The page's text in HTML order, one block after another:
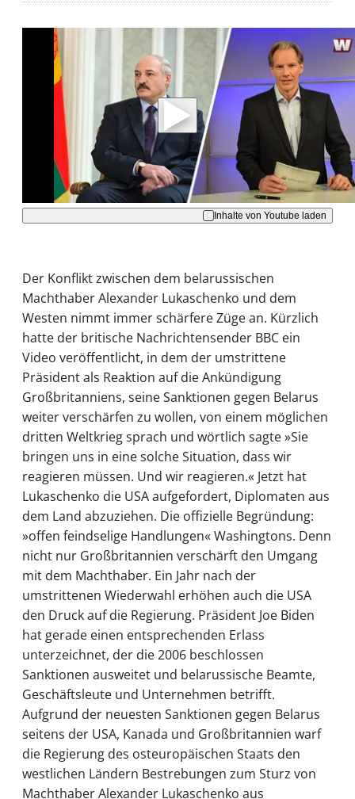
Mit der Wiedergabe dieses Videos werden
Daten an Youtube übertragen.
Hinweise dazu erhalten Sie in derDatenschutzerklärung
Akzeptieren
Inhalte von Youtube laden
Der Konflikt zwischen dem belarussischen
Machthaber Alexander Lukaschenko und dem
Westen nimmt immer schärfere Züge an. Kürzlich
hatte der britische Nachrichtensender BBC ein
Video veröffentlicht, in dem der umstrittene
Präsident als Reaktion auf die Ankündigung
Großbritanniens, seine Sanktionen gegen Belarus
weiter verschärfen zu wollen, von einem möglichen
dritten Weltkrieg sprach und wörtlich sagte »Sie
bringen uns in eine solche Situation, dass wir
reagieren müssen. Und wir reagieren.« Jetzt hat
Lukaschenko die USA aufgefordert, Diplomaten aus
dem Land abzuziehen. Die offizielle Begründung:
»offen feindselige Handlungen« Washingtons. Denn
nicht nur Großbritannien verschärft den Umgang
mit dem Machthaber. Ein Jahr nach der
umstrittenen Wiederwahl erhöhen auch die USA
den Druck auf die Regierung. Präsident Joe Biden
hat gerade einen entsprechenden Erlass
unterzeichnet, der die 2006 beschlossen
Sanktionen ausweitet und belarussische Beamte,
Geschäftsleute und Unternehmen betrifft.
Aufgrund der neuesten Sanktionen gegen Belarus
seitens der USA, Kanada und Großbritannien warf
die Regierung des osteuropäischen Staats den
westlichen Ländern Bestrebungen zum Sturz von
Machthaber Alexander Lukaschenko aus